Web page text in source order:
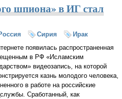
шпиона» в ИГ стал
Сирия
Ирак
появилась распространенная
в РФ «Исламским
видеозапись, на которой
казнь молодого человека,
в работе на российские
Сработанный, как